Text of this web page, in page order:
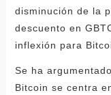
disminución de la
descuento en
inflexión para
Se ha
Bitcoin se centra